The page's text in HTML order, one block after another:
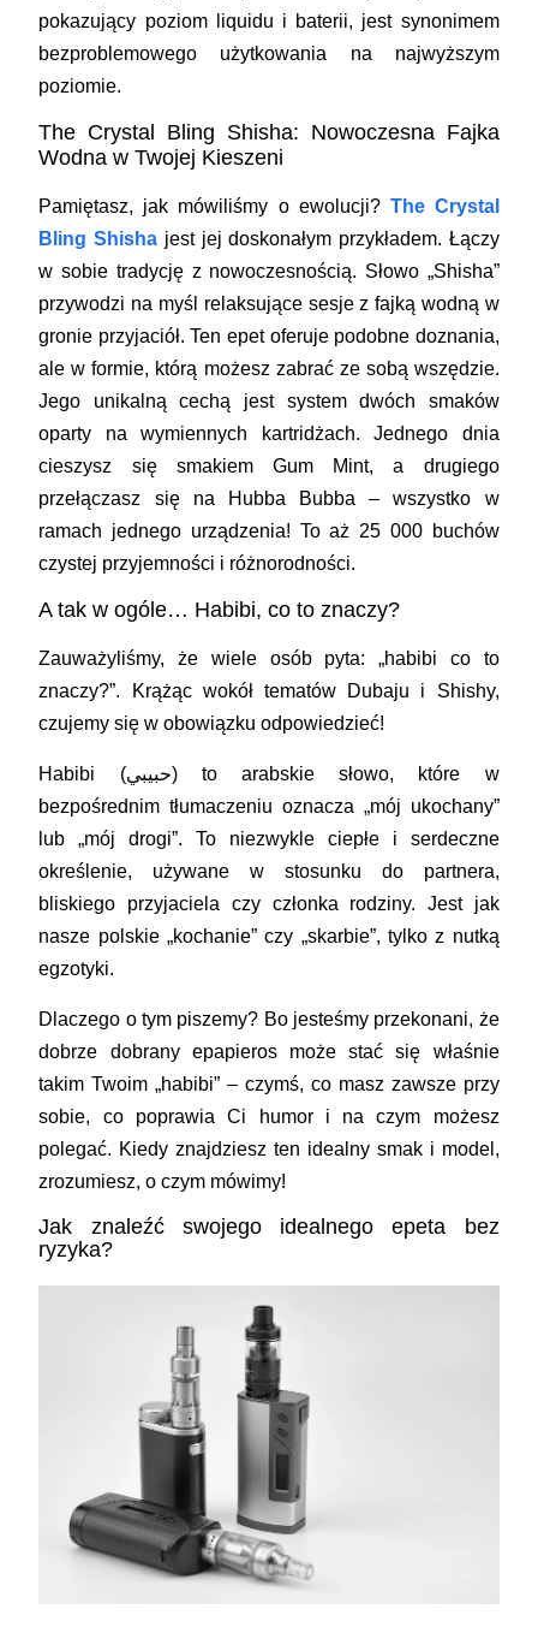
pokazujący poziom liquidu i baterii, jest synonimem
bezproblemowego użytkowania na najwyższym
poziomie.
The Crystal Bling Shisha: Nowoczesna Fajka
Wodna w Twojej Kieszeni
Pamiętasz, jak mówiliśmy o ewolucji? The Crystal
Bling Shisha jest jej doskonałym przykładem. Łączy
w sobie tradycję z nowoczesnością. Słowo „Shisha”
przywodzi na myśl relaksujące sesje z fajką wodną w
gronie przyjaciół. Ten epetoferuje podobne doznania,
ale w formie, którą możesz zabrać ze sobą wszędzie.
Jego unikalną cechą jest system dwóch smaków
oparty na wymiennych kartridżach. Jednego dnia
cieszysz się smakiem Gum Mint, a drugiego
przełączasz się na Hubba Bubba – wszystko w
ramach jednego urządzenia! To aż 25 000 buchów
czystej przyjemności i różnorodności.
A tak w ogóle… Habibi, co to znaczy?
Zauważyliśmy, że wiele osób pyta: „habibi co to
znaczy?”. Krążąc wokół tematów Dubaju i Shishy,
czujemy się w obowiązku odpowiedzieć!
Habibi (حبيبي)to arabskie słowo, które w
bezpośrednim tłumaczeniu oznacza „mój ukochany”
lub „mój drogi”. To niezwykle ciepłe i serdeczne
określenie, używane w stosunku do partnera,
bliskiego przyjaciela czy członka rodziny. Jest jak
nasze polskie „kochanie” czy „skarbie”, tylko z nutką
egzotyki.
Dlaczego o tym piszemy? Bo jesteśmy przekonani, że
dobrze dobrany epapierosmoże stać się właśnie
takim Twoim „habibi” – czymś, co masz zawsze przy
sobie, co poprawia Ci humor i na czym możesz
polegać. Kiedy znajdziesz ten idealny smak i model,
zrozumiesz, o czym mówimy!
Jak znaleźć swojego idealnego epeta bez
ryzyka?